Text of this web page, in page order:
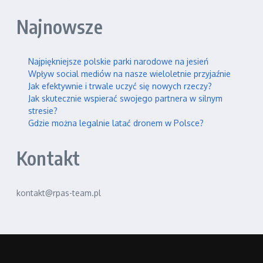
Najnowsze
Najpiękniejsze polskie parki narodowe na jesień
Wpływ social mediów na nasze wieloletnie przyjaźnie
Jak efektywnie i trwale uczyć się nowych rzeczy?
Jak skutecznie wspierać swojego partnera w silnym
stresie?
Gdzie można legalnie latać dronem w Polsce?
Kontakt
kontakt@rpas-team.pl